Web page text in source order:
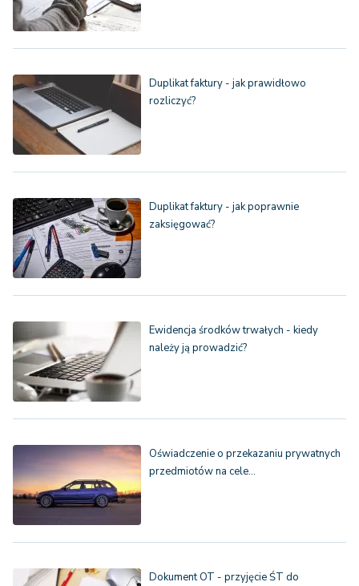
Duplikat faktury - jak prawidłowo
rozliczyć?
Duplikat faktury - jak poprawnie
zaksięgować?
Ewidencja środków trwałych - kiedy
należy ją prowadzić?
Oświadczenie o przekazaniu prywatnych
przedmiotów na cele…
Dokument OT - przyjęcie ŚT do